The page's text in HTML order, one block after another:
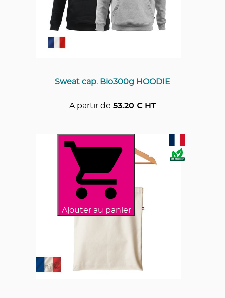
Sweat cap. Bio300g HOODIE
A partir de 53.20 € HT
Ajouter au panier